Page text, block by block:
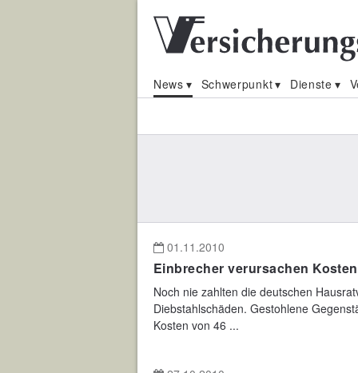
News Schwerpunkt Dienste
01.11.2010
Einbrecher verursachen
Noch nie zahlten die deutschen
Diebstahlschäden. Gestohlene
Kosten von 46 ...